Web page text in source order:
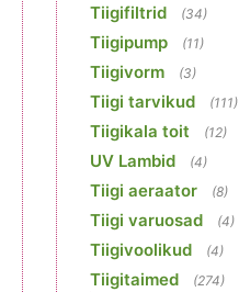
Tiigifiltrid (34)
Tiigipump (11)
Tiigivorm (3)
Tiigi tarvikud (111)
Tiigikala toit (12)
UV Lambid (4)
Tiigi aeraator (8)
Tiigi varuosad (4)
Tiigivoolikud (4)
Tiigitaimed (274)